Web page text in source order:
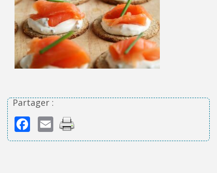
Partager :
Facebook
Email